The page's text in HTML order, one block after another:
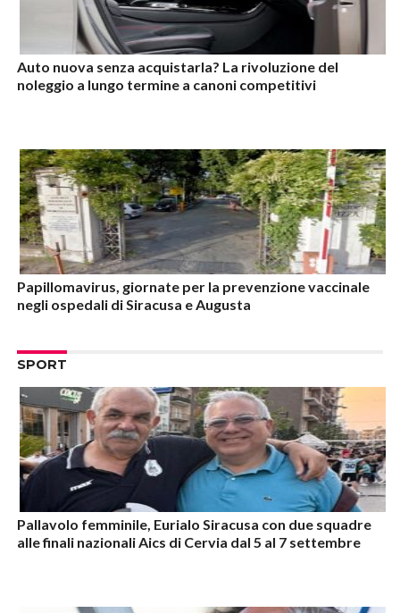
Auto nuova senza acquistarla? La rivoluzione del
noleggio a lungo termine a canoni competitivi
Papillomavirus, giornate per la prevenzione vaccinale
negli ospedali di Siracusa e Augusta
SPORT
Pallavolo femminile, Eurialo Siracusa con due squadre
alle finali nazionali Aics di Cervia dal 5 al 7 settembre